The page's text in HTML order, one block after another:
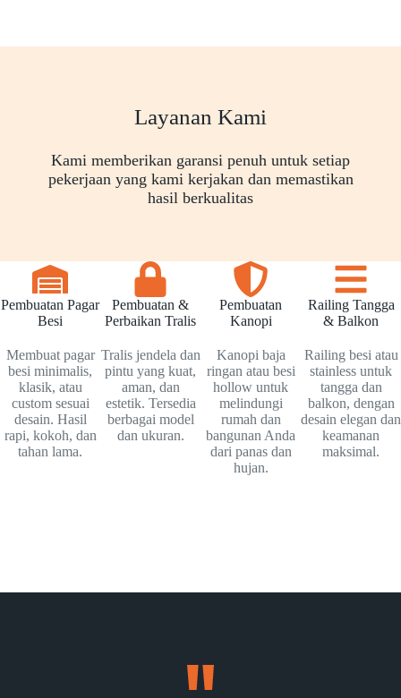
Layanan Kami
Kami memberikan garansi penuh untuk setiap
pekerjaan yang kami kerjakan dan memastikan
hasil berkualitas
Pembuatan Pagar
Besi
Membuat pagar
besi minimalis,
klasik, atau
custom sesuai
desain. Hasil
rapi, kokoh, dan
tahan lama.
Pembuatan &
Perbaikan Tralis
Tralis jendela dan
pintu yang kuat,
aman, dan
estetik. Tersedia
berbagai model
dan ukuran.
Pembuatan
Kanopi
Kanopi baja
ringan atau besi
hollow untuk
melindungi
rumah dan
bangunan Anda
dari panas dan
hujan.
Railing Tangga
& Balkon
Railing besi atau
stainless untuk
tangga dan
balkon, dengan
desain elegan dan
keamanan
maksimal.